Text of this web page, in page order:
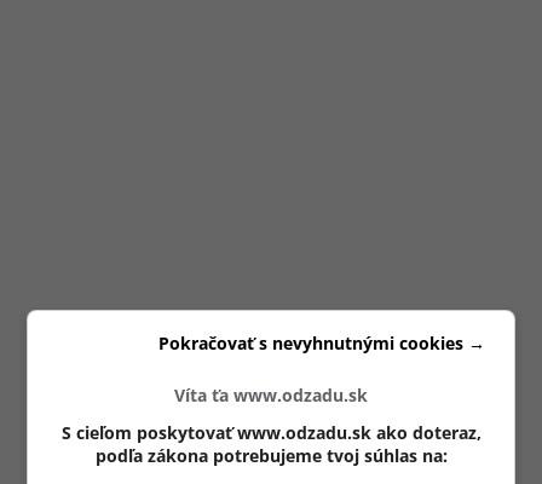
Víta ťa www.odzadu.sk
S cieľom poskytovať www.odzadu.sk ako doteraz,
podľa zákona potrebujeme tvoj súhlas na:
Pokračovať s nevyhnutnými cookies →